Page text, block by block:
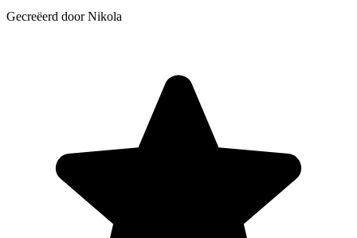
Gecreëerd door Nikola